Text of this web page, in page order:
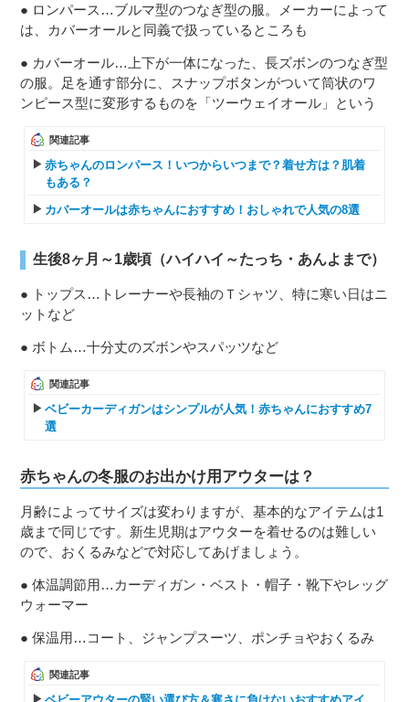
● ロンパース…ブルマ型のつなぎ型の服。メーカーによって
は、カバーオールと同義で扱っているところも
● カバーオール…上下が一体になった、長ズボンのつなぎ型
の服。足を通す部分に、スナップボタンがついて筒状のワ
ンピース型に変形するものを「ツーウェイオール」という
関連記事
赤ちゃんのロンパース！いつからいつまで？着せ方は？肌着
もある？
カバーオールは赤ちゃんにおすすめ！おしゃれで人気の8選
生後8ヶ月～1歳頃（ハイハイ～たっち・あんよまで）
● トップス…トレーナーや長袖のＴシャツ、特に寒い日はニ
ットなど
● ボトム…十分丈のズボンやスパッツなど
関連記事
ベビーカーディガンはシンプルが人気！赤ちゃんにおすすめ7
選
赤ちゃんの冬服のお出かけ用アウターは？
月齢によってサイズは変わりますが、基本的なアイテムは1
歳まで同じです。新生児期はアウターを着せるのは難しい
ので、おくるみなどで対応してあげましょう。
● 体温調節用…カーディガン・ベスト・帽子・靴下やレッグ
ウォーマー
● 保温用…コート、ジャンプスーツ、ポンチョやおくるみ
関連記事